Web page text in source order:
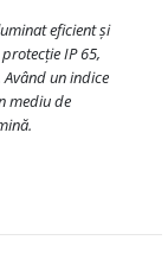
eficient și
IP 65,
un indice
mediu de